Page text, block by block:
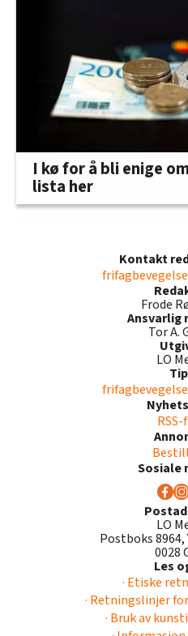
I kø for å bli enige
lista her
Kontakt
Frode
Ansvarlig
Tor A.
LO
RSS-
Sosiale
LO
Postboks
0028
Les
· Etiske
· Retningslinjer
· Bruk av